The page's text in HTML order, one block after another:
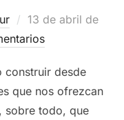
Publicado
el
13 de abril de
construir desde
que nos ofrezcan
sobre todo, que